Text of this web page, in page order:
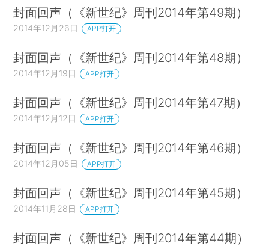
封面回声（《新世纪》周刊2014年第49期）
2014年12月26日 APP打开
封面回声（《新世纪》周刊2014年第48期）
2014年12月19日 APP打开
封面回声（《新世纪》周刊2014年第47期）
2014年12月12日 APP打开
封面回声（《新世纪》周刊2014年第46期）
2014年12月05日 APP打开
封面回声（《新世纪》周刊2014年第45期）
2014年11月28日 APP打开
封面回声（《新世纪》周刊2014年第44期）